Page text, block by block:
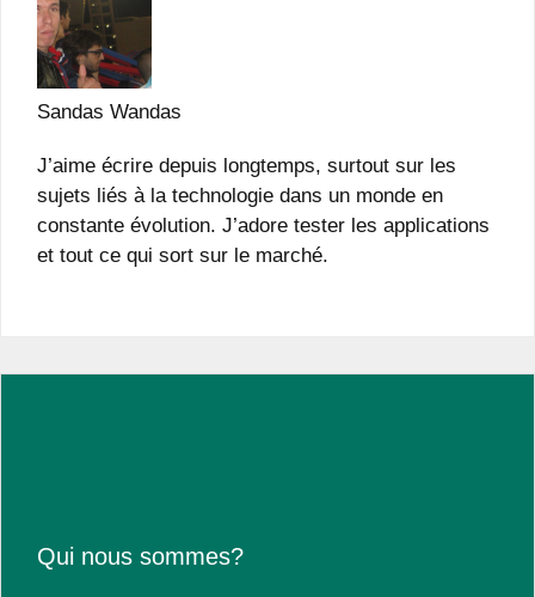
Sandas Wandas
J’aime écrire depuis longtemps, surtout sur les
sujets liés à la technologie dans un monde en
constante évolution. J’adore tester les applications
et tout ce qui sort sur le marché.
Qui nous sommes?